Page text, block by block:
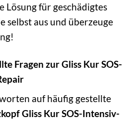
Lösung für geschädigtes
selbst aus und überzeuge
Fragen zur Gliss Kur SOS-
auf häufig gestellte
Gliss Kur SOS-Intensiv-